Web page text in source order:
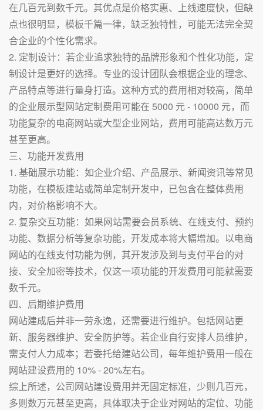
在几百元到数千元。其优点是价格实惠、上线速度快，但缺
点也很明显，模板千篇一律，缺乏独特性，可能无法完全契
合企业的个性化需求。
2. 定制设计：若企业追求独特的品牌形象和个性化功能，定
制设计是更好的选择。专业的设计团队会根据企业的理念、
产品特点等进行量身打造。这种方式的费用相对较高，简单
的企业展示型网站定制费用可能在 5000 元 - 10000 元，而
功能复杂的电商网站或大型企业网站，费用可能高达数万元
甚至更高。
三、功能开发费用
1. 基础展示功能：如企业介绍、产品展示、新闻资讯等常见
功能，在模板建站或简单定制开发中，已包含在整体费用
内，对价格影响不大。
2. 复杂交互功能：如果网站需要会员系统、在线支付、预约
功能、数据分析等复杂功能，开发成本将大幅增加。以电商
网站的在线支付功能为例，其开发涉及到与支付平台的对
接、安全加密等技术，仅这一项功能的开发费用可能就需要
数千元。
四、后期维护费用
网站建成后并非一劳永逸，还需要进行维护。包括网站更
新、服务器维护、安全防护等。若企业自行安排人员维护，
需支付人力成本；若委托给建站公司，每年维护费用一般在
网站建设费用的 10% - 20%左右。
综上所述，公司网站建设费用并无固定标准，少则几百元，
多则数万元甚至更高，具体取决于企业对网站的定位、功能